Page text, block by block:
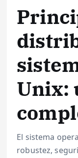
Unix:
El sistema
robustez,